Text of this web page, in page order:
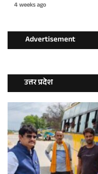
4 weeks ago
Advertisement
उत्तर प्रदेश